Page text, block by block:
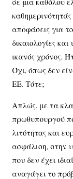
αποφάσεις για
δικαιολογίες
ικανός χρόνος.
Όχι, όπως δεν
ΕΕ. Τότε;
Απλώς, με τα
πρωθυπουργού
λιτότητας και
ασφάλιση, στην
που δεν έχει
αναγάγει το